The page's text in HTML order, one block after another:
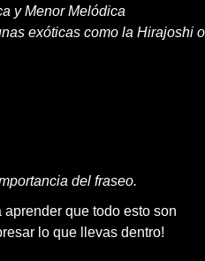
y Menor Melódica
exóticas como la Hirajoshi
del fraseo.
aprender que todo esto son
lo que llevas dentro!